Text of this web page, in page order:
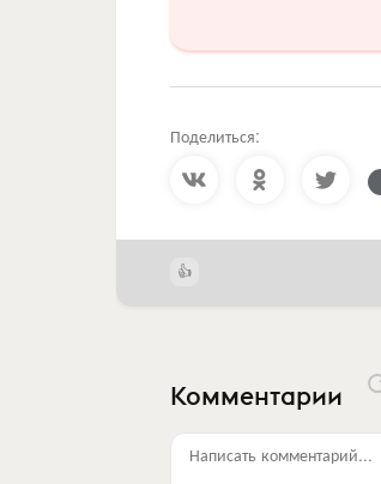
Поделиться:
Комментарии
Написать комментарий...